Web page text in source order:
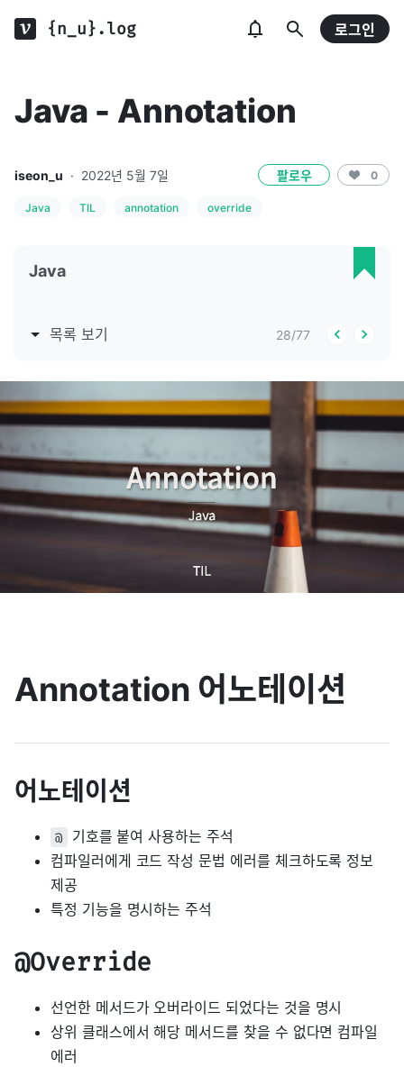
{n_u}.log 로그인
Java - Annotation
iseon_u · 2022년 5월 7일 팔로우 0
Java TIL annotation override
Java
목록 보기 28/77
Annotation 어노테이션
어노테이션
@
기호를 붙여 사용하는 주석
컴파일러에게 코드 작성 문법 에러를 체크하도록 정보
제공
특정 기능을 명시하는 주석
@Override
선언한 메서드가 오버라이드 되었다는 것을 명시
상위 클래스에서 해당 메서드를 찾을 수 없다면 컴파일
에러